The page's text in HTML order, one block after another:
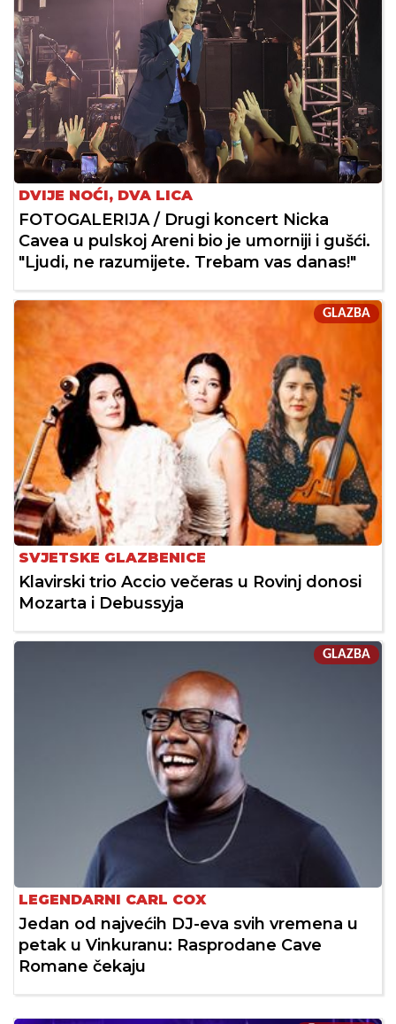
DVIJE NOĆI, DVA LICA
FOTOGALERIJA / Drugi koncert Nicka
Cavea u pulskoj Areni bio je umorniji i gušći.
"Ljudi, ne razumijete. Trebam vas danas!"
GLAZBA
SVJETSKE GLAZBENICE
Klavirski trio Accio večeras u Rovinj donosi
Mozarta i Debussyja
GLAZBA
LEGENDARNI CARL COX
Jedan od najvećih DJ-eva svih vremena u
petak u Vinkuranu: Rasprodane Cave
Romane čekaju